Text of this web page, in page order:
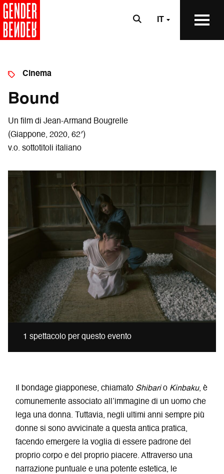
IT
Cinema
Bound
Un film di Jean-Armand Bougrelle
(Giappone, 2020, 62′)
v.o. sottotitoli italiano
1 spettacolo per questo evento
Il bondage giapponese, chiamato Shibario Kinbaku, è
comunemente associato all’immagine di un uomo che
lega una donna. Tuttavia, negli ultimi anni sempre più
donne si sono avvicinate a questa antica pratica,
facendo emergere la voglia di essere padrone del
proprio corpo e del proprio piacere. Attraverso una
narrazione puntuale e una potente estetica, le